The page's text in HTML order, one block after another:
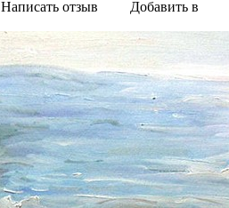
Написать отзыв
Добавить в